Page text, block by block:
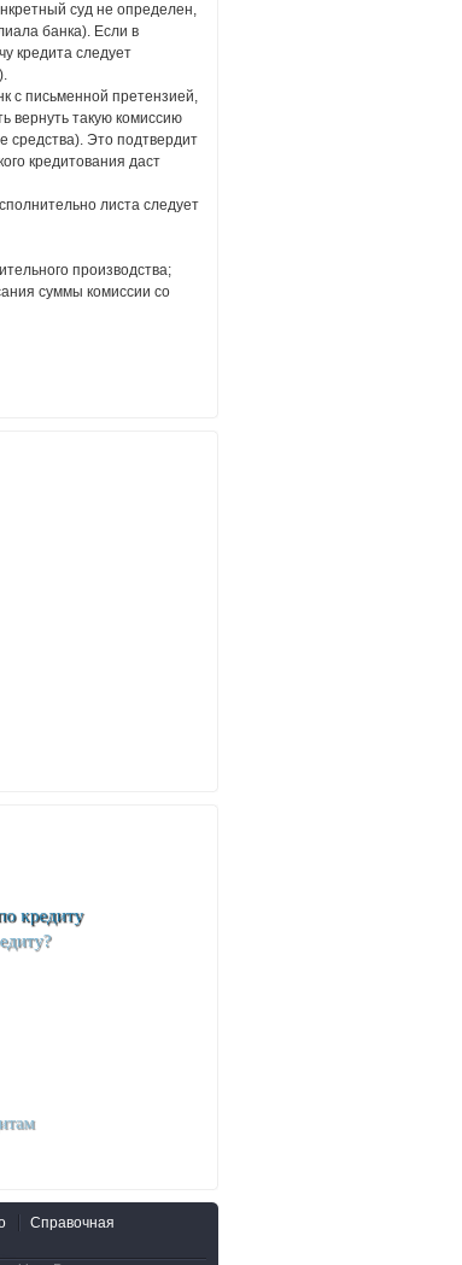
суд не определен,
банка). Если в
кредита следует
с письменной претензией,
вернуть такую комиссию
средства). Это подтвердит
кредитования даст
листа следует
производства;
суммы комиссии со
Справочная